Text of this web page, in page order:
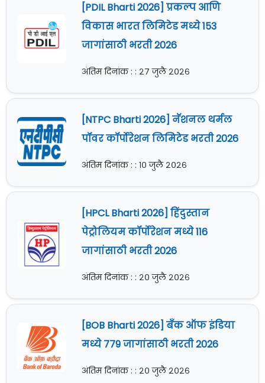
[PDIL Bharti 2026] प्रकल्प आणि
विकास भारत लिमिटेड मध्ये 153
जागांसाठी भरती 2026
अंतिम दिनांक : : २७ जुलै २०२६
[NTPC Bharti 2026] नॅशनल थर्मल
पॉवर कॉर्पोरेशन लिमिटेड भरती 2026
अंतिम दिनांक : : १० जुलै २०२६
[HPCL Bharti 2026] हिंदुस्तान
पेट्रोलियम कॉर्पोरेशन मध्ये 116
जागांसाठी भरती 2026
अंतिम दिनांक : : २० जुलै २०२६
[BOB Bharti 2026] बँक ऑफ इंडिया
मध्ये 779 जागांसाठी भरती 2026
अंतिम दिनांक : : २० जुलै २०२६